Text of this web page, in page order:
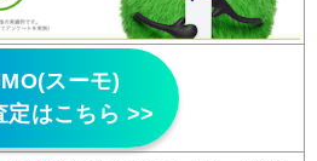
スーモ)
はこちら >>